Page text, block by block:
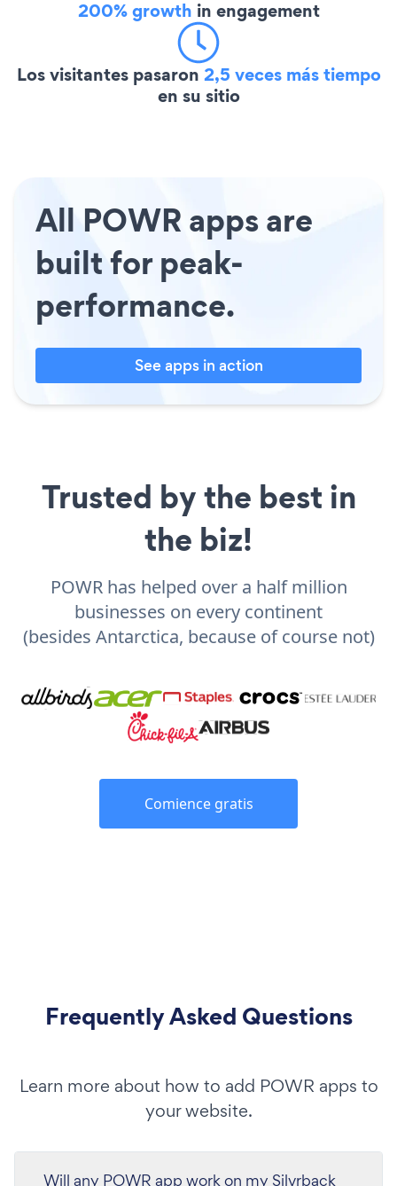
200% growth in engagement
Los visitantes pasaron 2,5 veces más tiempo
en su sitio
All POWR apps are
built for peak-
performance.
See apps in action
Trusted by the best in
the biz!
POWR has helped over a half million
businesses on every continent
(besides Antarctica, because of course not)
Comience gratis
Frequently Asked Questions
Learn more about how to add POWR apps to
your website.
Will any POWR app work on my Silvrback